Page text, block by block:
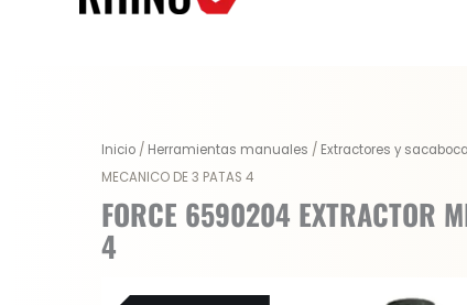
Inicio / Herramientas manuales / Extractores y
MECANICO DE 3 PATAS 4
FORCE 6590204 EXTRACTOR
4
Original
price
was:
$ 191.500.
Current
price
is:
$ 143.625.